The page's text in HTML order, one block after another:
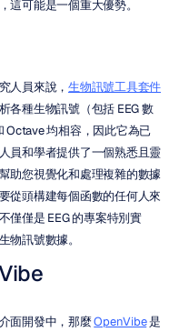
這可能是一個重大優勢。
人員來說， 生物訊號工具套件
各種生物訊號（包括 EEG 數
Octave 均相容，因此它為已
員和學者提供了一個熟悉且靈
助您視覺化和處理複雜的數據
從頭構建每個函數的任何人來
僅僅是 EEG 的專案特別實
物訊號數據。
面開發中，那麼 OpenVibe 是